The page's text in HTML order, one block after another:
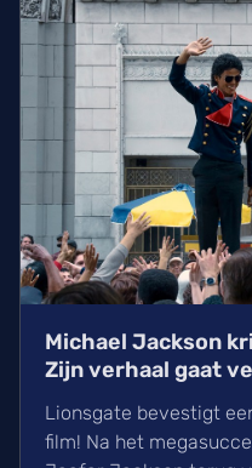
Michael Jackson
Zijn verhaal gaat
Lionsgate bevestigt
film! Na het